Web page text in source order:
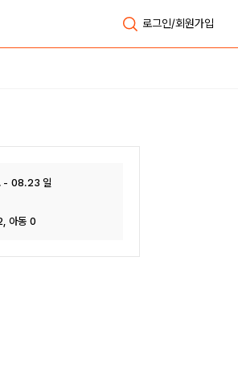
로그인/회원가입
- 08.23 일
아동 0